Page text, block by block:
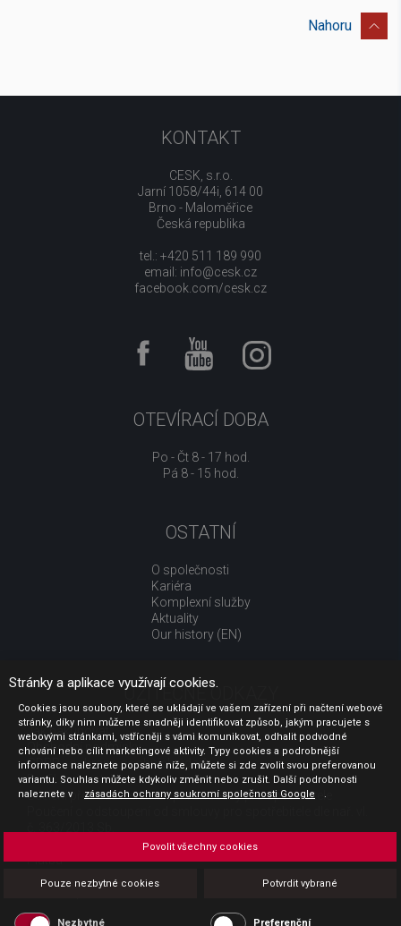
Nahoru
KONTAKT
CESK, s.r.o.
Jarní 1058/44i, 614 00
Brno - Maloměřice
Česká republika
tel.: +420 511 189 990
email: info@cesk.cz
facebook.com/cesk.cz
OTEVÍRACÍ DOBA
Po - Čt 8 - 17 hod.
Pá 8 - 15 hod.
OSTATNÍ
O společnosti
Kariéra
Komplexní služby
Aktuality
Our history (EN)
UŽITEČNÉ ODKAZY
Jak nakupovat
Obchodní podmínky
GDPR - ochrana osobních údajů
Profil zadavatele
Sdělení před uzavřením kupní smlouvy pro spotřebitele
Platba
Povinná publicita
Stránky a aplikace využívají cookies.
Cookies jsou soubory, které se ukládají ve vašem zařízení při načtení webové
stránky, díky nim můžeme snadněji identifikovat způsob, jakým pracujete s
webovými stránkami, vstřícněji s vámi komunikovat, odhalit podvodné
chování nebo cílit marketingové aktivity. Typy cookies a podrobnější
informace naleznete popsané níže, můžete si zde zvolit svou preferovanou
variantu. Souhlas můžete kdykoliv změnit nebo zrušit. Další podrobnosti
naleznete v
zásadách ochrany soukromí společnosti Google .
Pouze nezbytné cookies Potvrdit vybrané
Povolit všechny cookies
Nezbytné Preferenční